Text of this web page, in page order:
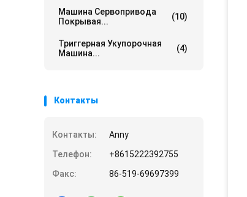
Машина Сервопривода
Покрывая...
(10)
Триггерная Укупорочная
Машина...
(4)
Контакты
Контакты:
Anny
Телефон:
+8615222392755
Факс:
86-519-69697399